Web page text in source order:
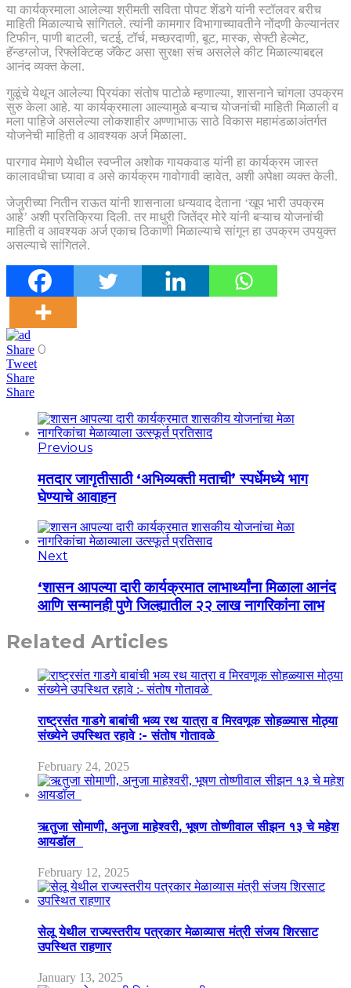
या कार्यक्रमाला आलेल्या श्रीमती सविता पोपट शेंडगे यांनी स्टॉलवर बरीच
माहिती मिळाल्याचे सांगितले. त्यांनी कामगार विभागाच्यावतीने नोंदणी केल्यानंतर
टिफीन, पाणी बाटली, चटई, टॉर्च, मच्छरदाणी, बूट, मास्क, सेफ्टी हेल्मेट,
हॅन्डग्लोज, रिफ्लेक्टिव्ह जॅकेट असा सुरक्षा संच असलेले कीट मिळाल्याबद्दल
आनंद व्यक्त केला.
गुळूंचे येथून आलेल्या प्रियंका संतोष पाटोळे म्हणाल्या, शासनाने चांगला उपक्रम
सुरु केला आहे. या कार्यक्रमाला आल्यामुळे बऱ्याच योजनांची माहिती मिळाली व
मला पाहिजे असलेल्या लोकशाहीर अण्णाभाऊ साठे विकास महामंडळाअंतर्गत
योजनेची माहिती व आवश्यक अर्ज मिळाला.
पारगाव मेमाणे येथील स्वप्नील अशोक गायकवाड यांनी हा कार्यक्रम जास्त
कालावधीचा घ्यावा व असे कार्यक्रम गावोगावी व्हावेत, अशी अपेक्षा व्यक्त केली.
जेजुरीच्या नितीन राऊत यांनी शासनाला धन्यवाद देताना ‘खूप भारी उपक्रम
आहे’ अशी प्रतिक्रिया दिली. तर माधुरी जितेंद्र मोरे यांनी बऱ्याच योजनांची
माहिती व आवश्यक अर्ज एकाच ठिकाणी मिळाल्याचे सांगून हा उपक्रम उपयुक्त
असल्याचे सांगितले.
Share 0
Tweet
Share
Share
Previous
मतदार जागृतीसाठी ‘अभिव्यक्ती मताची’ स्पर्धेमध्ये भाग
घेण्याचे आवाहन
Next
‘शासन आपल्या दारी कार्यक्रमात लाभार्थ्यांना मिळाला आनंद
आणि सन्मानही पुणे जिल्ह्यातील २२ लाख नागरिकांना लाभ
Related Articles
राष्ट्रसंत गाडगे बाबांची भव्य रथ यात्रा व मिरवणूक सोहळ्यास मोठ्या
संख्येने उपस्थित रहावे :- संतोष गोतावळे
February 24, 2025
ऋतुजा सोमाणी, अनुजा माहेश्वरी, भूषण तोष्णीवाल सीझन १३ चे महेश
आयडॉल
February 12, 2025
सेलू येथील राज्यस्तरीय पत्रकार मेळाव्यास मंत्री संजय शिरसाट
उपस्थित राहणार
January 13, 2025